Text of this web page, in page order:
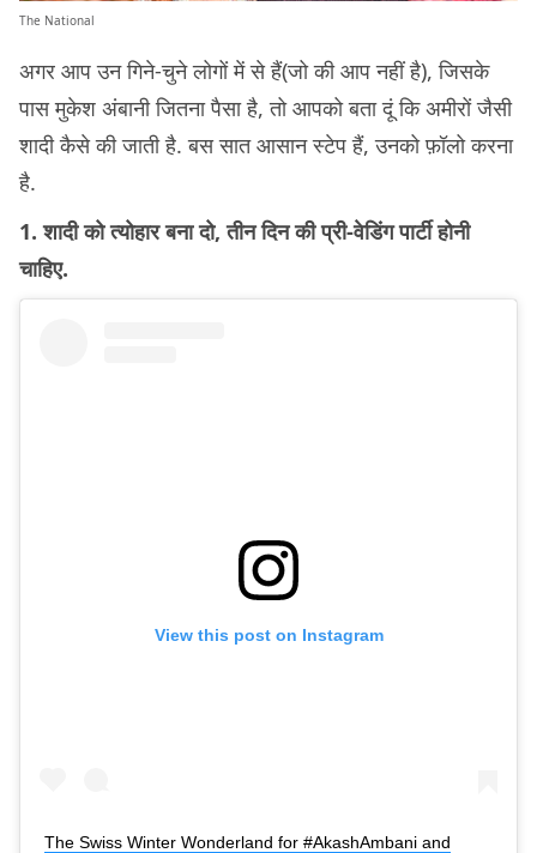
The National
अगर आप उन गिने-चुने लोगों में से हैं(जो की आप नहीं है), जिसके
पास मुकेश अंबानी जितना पैसा है, तो आपको बता दूं कि अमीरों जैसी
शादी कैसे की जाती है. बस सात आसान स्टेप हैं, उनको फ़ॉलो करना
है.
1. शादी को त्योहार बना दो, तीन दिन की प्री-वेडिंग पार्टी होनी
चाहिए.
View this post on Instagram
The Swiss Winter Wonderland for #AkashAmbani and